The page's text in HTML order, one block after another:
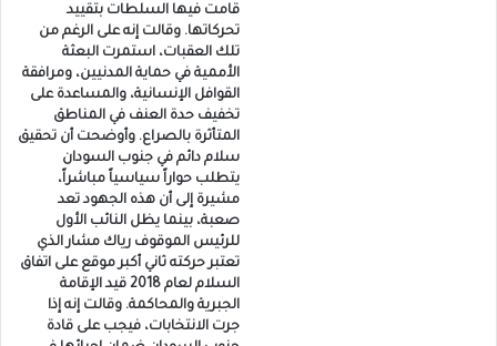
قامت فيها السلطات بتقييد
تحركاتها. وقالت إنه على الرغم من
تلك العقبات، استمرت البعثة
الأممية في حماية المدنيين، ومرافقة
القوافل الإنسانية، والمساعدة على
تخفيف حدة العنف في المناطق
المتأثرة بالصراع. وأوضحت أن تحقيق
سلام دائم في جنوب السودان
يتطلب حواراً سياسياً مباشراً،
مشيرة إلى أن هذه الجهود تعد
صعبة، بينما يظل النائب الأول
للرئيس الموقوف رياك مشار الذي
تعتبر حركته ثاني أكبر موقع على اتفاق
السلام لعام 2018 قيد الإقامة
الجبرية والمحاكمة. وقالت إنه إذا
جرت الانتخابات، فيجب على قادة